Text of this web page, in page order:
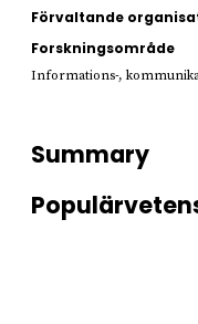
Förvaltande
Forskningsområde
Informations-,
Summary